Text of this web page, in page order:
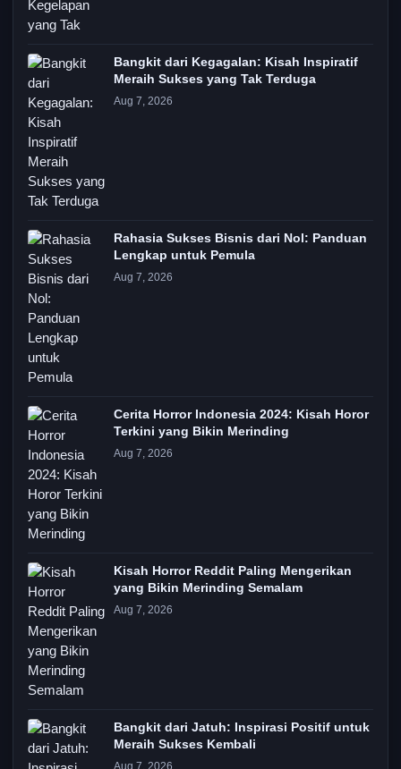
Bangkit dari Kegagalan: Kisah Inspiratif
Meraih Sukses yang Tak Terduga
Aug 7, 2026
Rahasia Sukses Bisnis dari Nol: Panduan
Lengkap untuk Pemula
Aug 7, 2026
Cerita Horror Indonesia 2024: Kisah Horor
Terkini yang Bikin Merinding
Aug 7, 2026
Kisah Horror Reddit Paling Mengerikan
yang Bikin Merinding Semalam
Aug 7, 2026
Bangkit dari Jatuh: Inspirasi Positif untuk
Meraih Sukses Kembali
Aug 7, 2026